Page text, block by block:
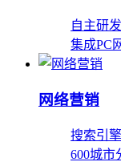
自主研
集成PC
网络营销
搜索引
600城市